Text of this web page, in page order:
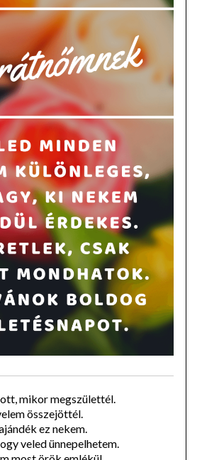
mikor megszülettél.
összejöttél.
ez nekem.
veled ünnepelhetem.